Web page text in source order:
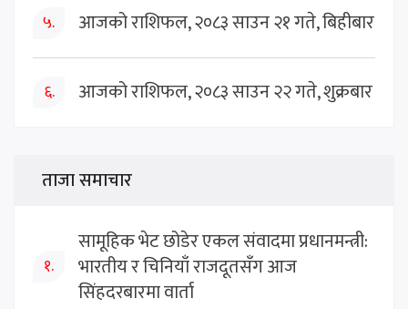
५. आजको राशिफल, २०८३ साउन २१ गते, बिहीबार
६. आजको राशिफल, २०८३ साउन २२ गते, शुक्रबार
ताजा समाचार
१.
सामूहिक भेट छोडेर एकल संवादमा प्रधानमन्त्री:
भारतीय र चिनियाँ राजदूतसँग आज
सिंहदरबारमा वार्ता